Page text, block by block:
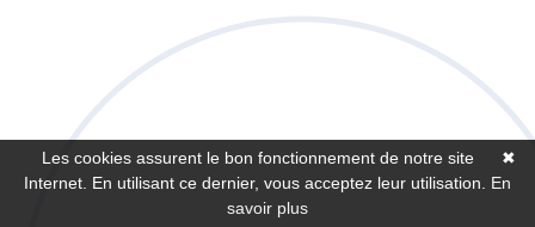
✖
Les cookies assurent le bon fonctionnement de notre site
Internet. En utilisant ce dernier, vous acceptez leur utilisation. En
savoir plus